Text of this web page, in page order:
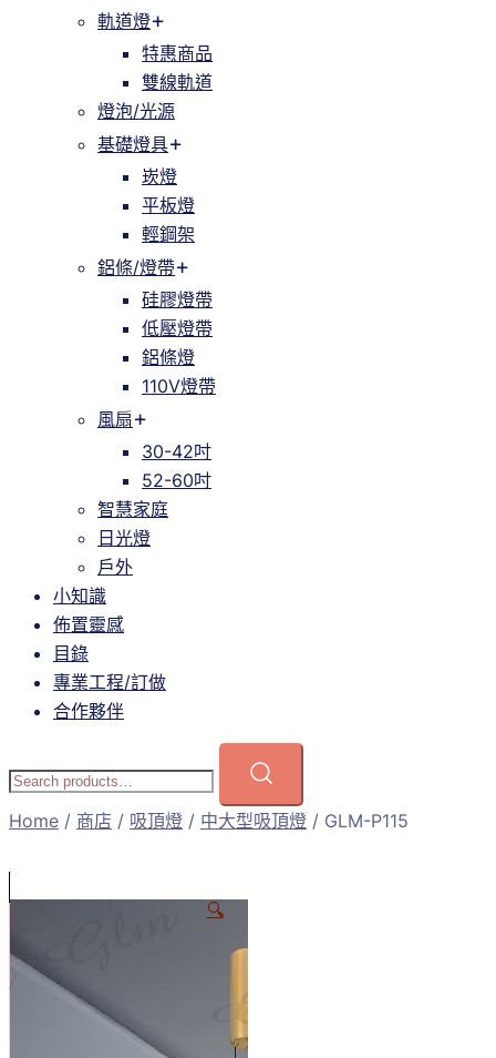
軌道燈
特惠商品
雙線軌道
燈泡/光源
基礎燈具
崁燈
平板燈
輕鋼架
鋁條/燈帶
硅膠燈帶
低壓燈帶
鋁條燈
110V燈帶
風扇
30-42吋
52-60吋
智慧家庭
日光燈
戶外
小知識
佈置靈感
目錄
專業工程/訂做
合作夥伴
Home / 商店 / 吸頂燈 / 中大型吸頂燈 / GLM-P115
🔍